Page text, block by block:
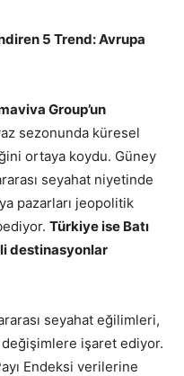
5 Trend: Avrupa
Group’un
sezonunda küresel
ortaya koydu. Güney
seyahat niyetinde
pazarları jeopolitik
Türkiye ise Batı
destinasyonlar
seyahat eğilimleri,
işaret ediyor.
Endeksi verilerine